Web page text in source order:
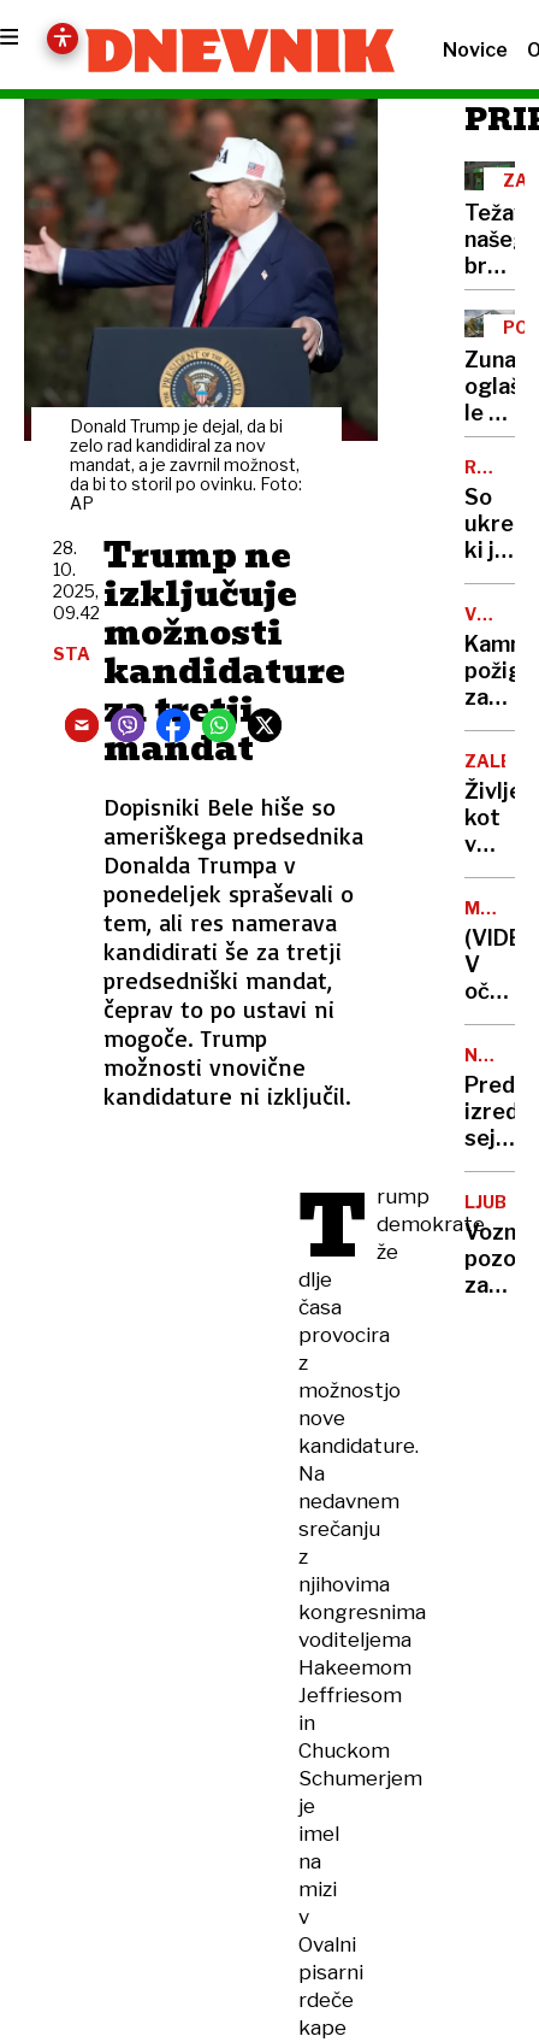
Novice
Donald Trump je dejal, da bi
zelo rad kandidiral za nov
mandat, a je zavrnil možnost,
da bi to storil po ovinku. Foto:
AP
Trump ne
izključuje
možnosti
kandidature
za tretji
mandat
Dopisniki Bele hiše so
ameriškega predsednika
Donalda Trumpa v
ponedeljek spraševali o
tem, ali res namerava
kandidirati še za tretji
predsedniški mandat,
čeprav to po ustavi ni
mogoče. Trump
možnosti vnovične
kandidature ni izključil.
28.
10.
2025,
09.42
STA
T rump
demokrate
že
dlje
časa
provocira
z
možnostjo
nove
kandidature.
Na
nedavnem
srečanju
z
njihovima
kongresnima
voditeljema
Hakeemom
Jeffriesom
in
Chuckom
Schumerjem
je
imel
na
mizi
v
Ovalni
pisarni
rdeče
kape
Težave
našega
bralca:
Ko
se
banka
noče
ločiti
le z
So
ukrepi,
ki jih
je
vlada,
NA
PRIČE
zanika
priči:
kriv.
Vse
je
ena
velika
laž«
kot
v
nočni
mori:
bivšo
je
leta
in
PRED
V
očesu
ki je
vzel
že
sedem
življenj
NOVO
MESTO
Pred
sejo:
je
danes
ljudje
so
pozor,
zaradi